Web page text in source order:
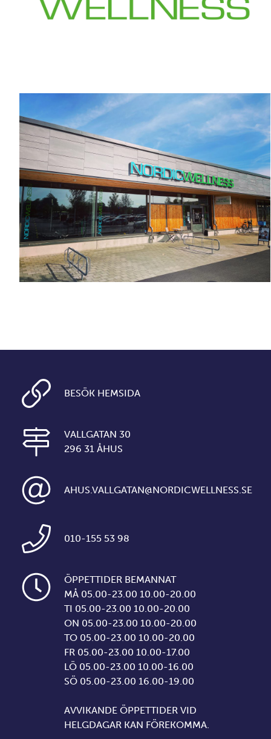
BESÖK HEMSIDA
VALLGATAN 30
296 31 ÅHUS
AHUS.VALLGATAN@NORDICWELLNESS.SE
010-155 53 98
ÖPPETTIDER BEMANNAT
MÅ 05.00-23.00 10.00-20.00
TI 05.00-23.00 10.00-20.00
ON 05.00-23.00 10.00-20.00
TO 05.00-23.00 10.00-20.00
FR 05.00-23.00 10.00-17.00
LÖ 05.00-23.00 10.00-16.00
SÖ 05.00-23.00 16.00-19.00
AVVIKANDE ÖPPETTIDER VID
HELGDAGAR KAN FÖREKOMMA.